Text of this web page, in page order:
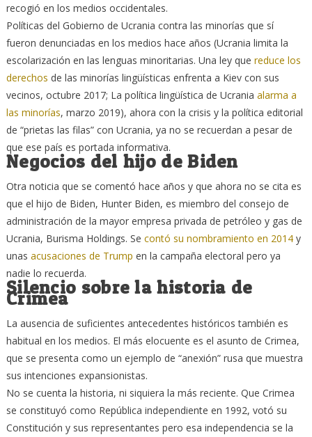
recogió en los medios occidentales.
Políticas del Gobierno de Ucrania contra las minorías que sí
fueron denunciadas en los medios hace años (Ucrania limita la
escolarización en las lenguas minoritarias. Una ley que reduce los
derechos de las minorías lingüísticas enfrenta a Kiev con sus
vecinos, octubre 2017; La política lingüística de Ucrania alarma a
las minorías, marzo 2019), ahora con la crisis y la política editorial
de “prietas las filas” con Ucrania, ya no se recuerdan a pesar de
que ese país es portada informativa.
Negocios del hijo de Biden
Otra noticia que se comentó hace años y que ahora no se cita es
que el hijo de Biden, Hunter Biden, es miembro del consejo de
administración de la mayor empresa privada de petróleo y gas de
Ucrania, Burisma Holdings. Se contó su nombramiento en 2014y
unas acusaciones de Trump en la campaña electoral pero ya
nadie lo recuerda.
Silencio sobre la historia de
Crimea
La ausencia de suficientes antecedentes históricos también es
habitual en los medios. El más elocuente es el asunto de Crimea,
que se presenta como un ejemplo de “anexión” rusa que muestra
sus intenciones expansionistas.
No se cuenta la historia, ni siquiera la más reciente. Que Crimea
se constituyó como República independiente en 1992, votó su
Constitución y sus representantes pero esa independencia se la